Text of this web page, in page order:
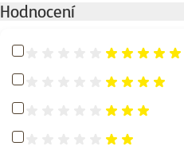
Hodnocení
Hodnocení 100%
Hodnocení 80%
Hodnocení 60%
Hodnocení 40%